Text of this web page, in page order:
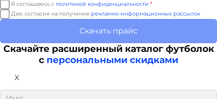
Я соглашаюсь с политикой конфиденциальности *
Даю согласие на получение рекламно-информационных рассылок
Скачать прайс
Скачайте расширенный каталог футболок
с персональными скидками
X